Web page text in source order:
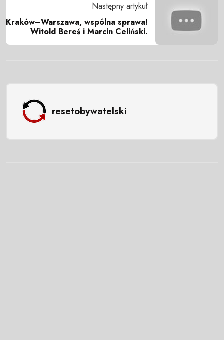
Następny artykuł
Kraków–Warszawa, wspólna sprawa!
Witold Bereś i Marcin Celiński.
resetobywatelski